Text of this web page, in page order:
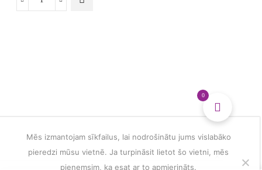
Pierakstu
0
Mēs izmantojam sīkfailus, lai nodrošinātu jums vislabāko
pieredzi mūsu vietnē. Ja turpināsit lietot šo vietni, mēs
pieņemsim, ka esat ar to apmierināts.